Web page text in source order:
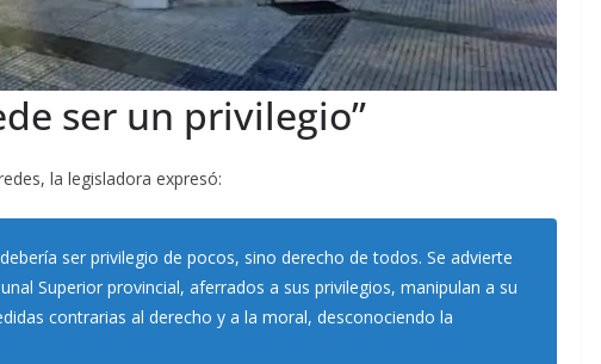
ser un privilegio”
la legisladora expresó:
ser privilegio de pocos, sino derecho de todos. Se advierte
Superior provincial, aferrados a sus privilegios, manipulan a su
contrarias al derecho y a la moral, desconociendo la